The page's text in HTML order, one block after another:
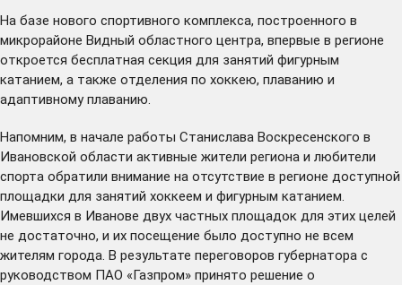
На базе нового спортивного комплекса, построенного в
микрорайоне Видный областного центра, впервые в регионе
откроется бесплатная секция для занятий фигурным
катанием, а также отделения по хоккею, плаванию и
адаптивному плаванию.
Напомним, в начале работы Станислава Воскресенского в
Ивановской области активные жители региона и любители
спорта обратили внимание на отсутствие в регионе доступной
площадки для занятий хоккеем и фигурным катанием.
Имевшихся в Иванове двух частных площадок для этих целей
не достаточно, и их посещение было доступно не всем
жителям города. В результате переговоров губернатора с
руководством ПАО «Газпром» принято решение о